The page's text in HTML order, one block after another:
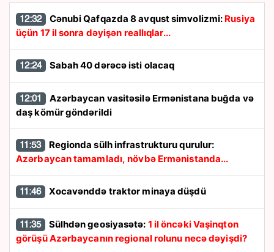
12:32 Cənubi Qafqazda 8 avqust simvolizmi: Rusiya
üçün 17 il sonra dəyişən reallıqlar...
12:24 Sabah 40 dərəcə isti olacaq
12:01
daş kömür göndərildi
11:53
Regionda sülh infrastrukturu qurulur:
Azərbaycan tamamladı, növbə Ermənistanda...
11:46 Xocavənddə traktor minaya düşdü
11:35 Sülhdən geosiyasətə: 1 il öncəki Vaşinqton
görüşü Azərbaycanın regional rolunu necə dəyişdi?